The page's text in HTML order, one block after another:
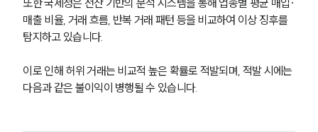
매출 비율, 거래 흐름, 반복 거래 패턴 등을 비교하여 이상 징후를
탐지하고 있습니다.
이로 인해 허위 거래는 비교적 높은 확률로 적발되며, 적발 시에는
다음과 같은 불이익이 병행될 수 있습니다.